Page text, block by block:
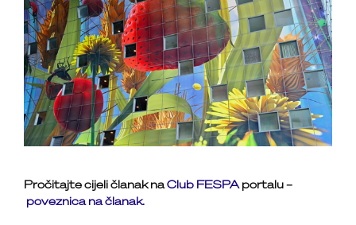
Pročitajte cijeli članak naClub FESPAportalu –
poveznica na članak.